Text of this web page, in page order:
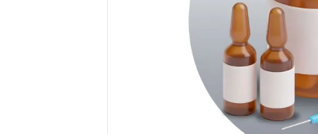
pediasure
panolini